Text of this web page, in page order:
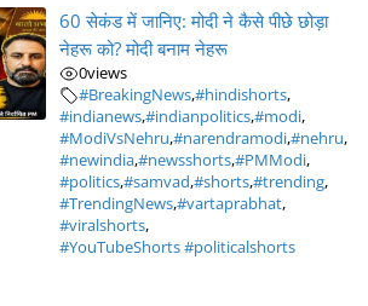
60 सेकंड में जानिए: मोदी ने कैसे पीछे छोड़ा
नेहरू को? मोदी बनाम नेहरू
0views
#BreakingNews,#hindishorts,
#indianews,#indianpolitics,#modi,
#ModiVsNehru,#narendramodi,#nehru,
#newindia,#newsshorts,#PMModi,
#politics,#samvad,#shorts,#trending,
#TrendingNews,#vartaprabhat,
#viralshorts,
#YouTubeShorts #politicalshorts